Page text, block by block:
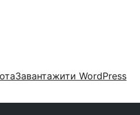
Завантажити WordPress